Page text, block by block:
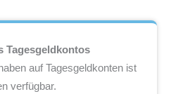
Tagesgeldkontos
auf Tagesgeldkonten ist
verfügbar.